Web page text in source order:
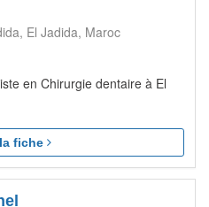
El Jadida Maroc
en Chirurgie dentaire à El
fiche